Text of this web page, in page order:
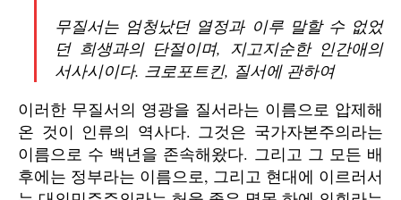
무질서는 엄청났던 열정과 이루 말할 수 없었
던 희생과의 단절이며, 지고지순한 인간애의
서사시이다. 크로포트킨, 질서에 관하여
이러한 무질서의 영광을 질서라는 이름으로 압제해
온 것이 인류의 역사다. 그것은 국가자본주의라는
이름으로 수 백년을 존속해왔다. 그리고 그 모든 배
후에는 정부라는 이름으로, 그리고 현대에 이르러서